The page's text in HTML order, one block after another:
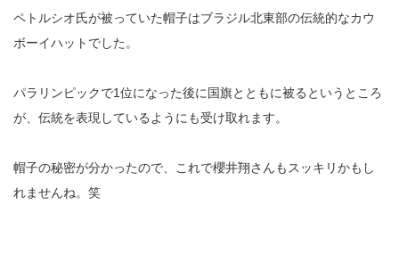
ペトルシオ氏が被っていた帽子はブラジル北東部の伝統的なカウ
ボーイハットでした。
パラリンピックで1位になった後に国旗とともに被るというところ
が、伝統を表現しているようにも受け取れます。
帽子の秘密が分かったので、これで櫻井翔さんもスッキリかもし
れませんね。笑